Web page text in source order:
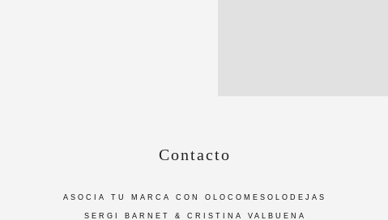
Contacto
ASOCIA TU MARCA CON OLOCOMESOLODEJAS
SERGI BARNET & CRISTINA VALBUENA